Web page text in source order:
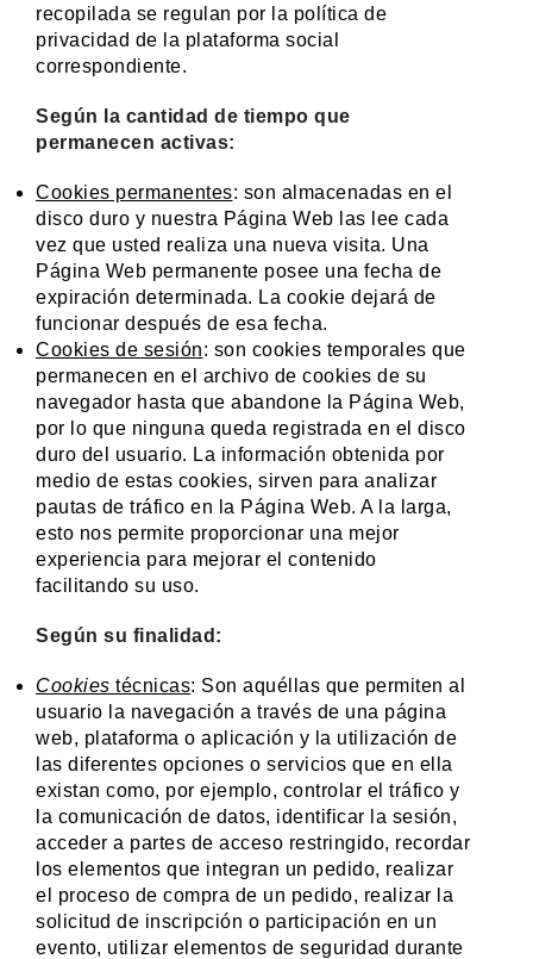
recopilada se regulan por la política de
privacidad de la plataforma social
correspondiente.
Según la cantidad de tiempo que
permanecen activas:
Cookies permanentes: son almacenadas en el
disco duro y nuestra Página Web las lee cada
vez que usted realiza una nueva visita. Una
Página Web permanente posee una fecha de
expiración determinada. La cookie dejará de
funcionar después de esa fecha.
Cookies de sesión: son cookies temporales que
permanecen en el archivo de cookies de su
navegador hasta que abandone la Página Web,
por lo que ninguna queda registrada en el disco
duro del usuario. La información obtenida por
medio de estas cookies, sirven para analizar
pautas de tráfico en la Página Web. A la larga,
esto nos permite proporcionar una mejor
experiencia para mejorar el contenido
facilitando su uso.
Según su finalidad:
Cookies técnicas: Son aquéllas que permiten al
usuario la navegación a través de una página
web, plataforma o aplicación y la utilización de
las diferentes opciones o servicios que en ella
existan como, por ejemplo, controlar el tráfico y
la comunicación de datos, identificar la sesión,
acceder a partes de acceso restringido, recordar
los elementos que integran un pedido, realizar
el proceso de compra de un pedido, realizar la
solicitud de inscripción o participación en un
evento, utilizar elementos de seguridad durante